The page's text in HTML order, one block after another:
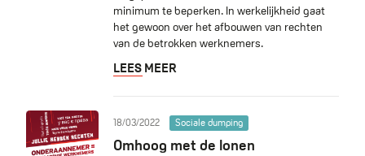
minimum te beperken. In werkelijkheid gaat
het gewoon over het afbouwen van rechten
van de betrokken werknemers.
LEES MEER
18/03/2022 Sociale dumping
Omhoog met de lonen